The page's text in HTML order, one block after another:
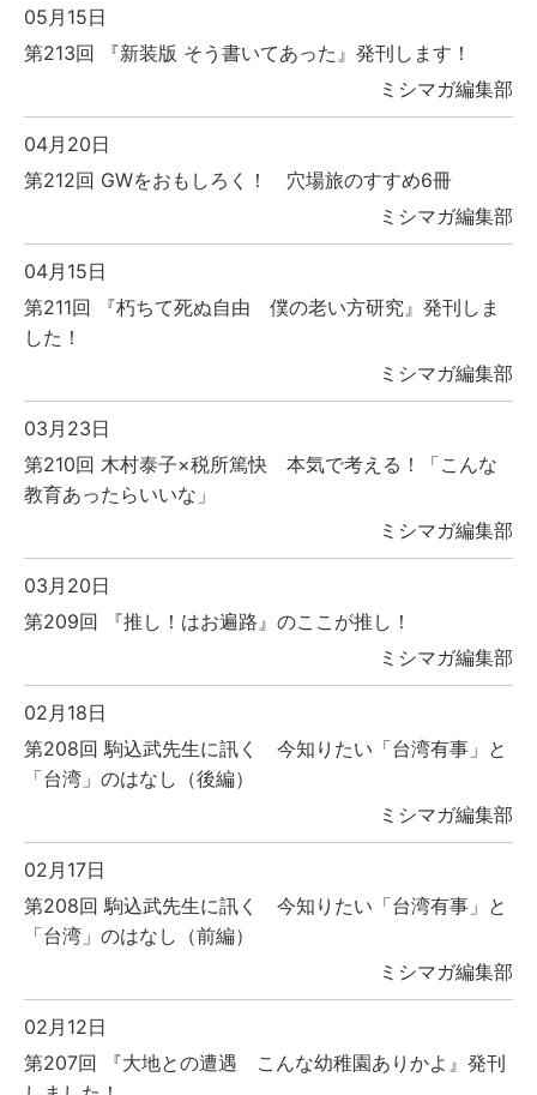
05月15日
第213回 『新装版 そう書いてあった』発刊します！
ミシマガ編集部
04月20日
第212回 GWをおもしろく！ 穴場旅のすすめ6冊
ミシマガ編集部
04月15日
第211回 『朽ちて死ぬ自由 僕の老い方研究』発刊しま
した！
ミシマガ編集部
03月23日
第210回 木村泰子×税所篤快 本気で考える！「こんな
教育あったらいいな」
ミシマガ編集部
03月20日
第209回 『推し！はお遍路』のここが推し！
ミシマガ編集部
02月18日
第208回 駒込武先生に訊く 今知りたい「台湾有事」と
「台湾」のはなし（後編）
ミシマガ編集部
02月17日
第208回 駒込武先生に訊く 今知りたい「台湾有事」と
「台湾」のはなし（前編）
ミシマガ編集部
02月12日
第207回 『大地との遭遇 こんな幼稚園ありかよ』発刊